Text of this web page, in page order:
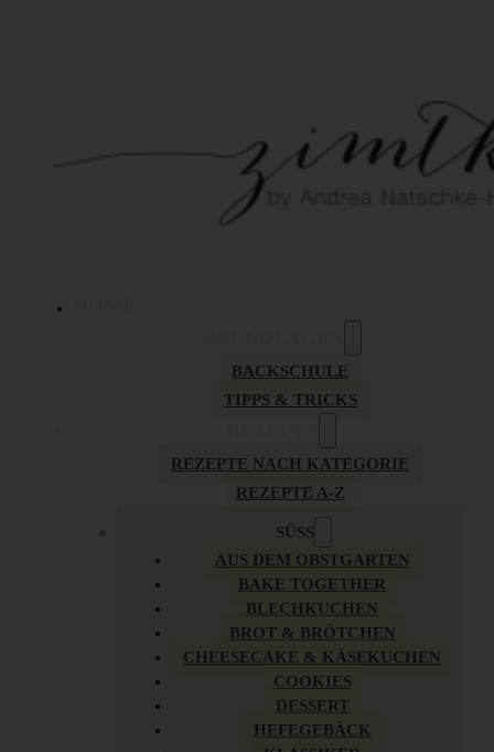
BACKSCHULE
TIPPS & TRICKS
REZEPTE NACH KATEGORIE
REZEPTE A-Z
SÜSS
AUS DEM OBSTGARTEN
BAKE TOGETHER
BLECHKUCHEN
BROT & BRÖTCHEN
CHEESECAKE & KÄSEKUCHEN
COOKIES
DESSERT
HEFEGEBÄCK